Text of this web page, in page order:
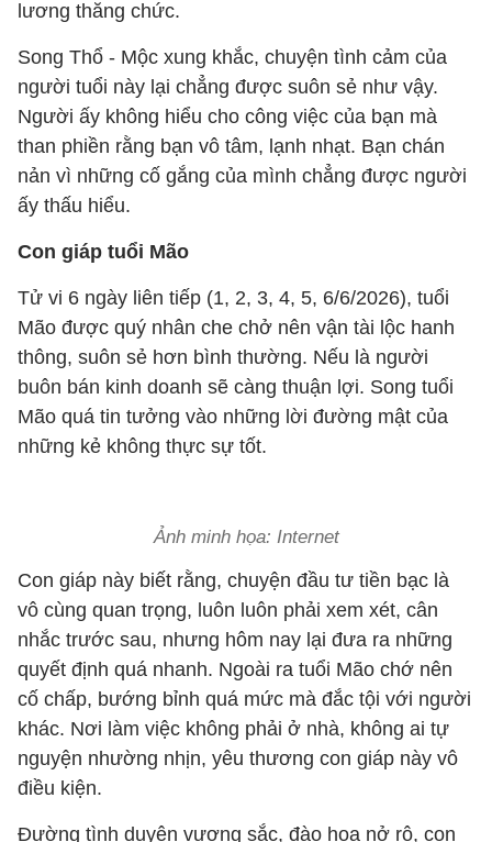
lương thăng chức.
Song Thổ - Mộc xung khắc, chuyện tình cảm của
người tuổi này lại chẳng được suôn sẻ như vậy.
Người ấy không hiểu cho công việc của bạn mà
than phiền rằng bạn vô tâm, lạnh nhạt. Bạn chán
nản vì những cố gắng của mình chẳng được người
ấy thấu hiểu.
Con giáp tuổi Mão
Tử vi 6 ngày liên tiếp (1, 2, 3, 4, 5, 6/6/2026), tuổi
Mão được quý nhân che chở nên vận tài lộc hanh
thông, suôn sẻ hơn bình thường. Nếu là người
buôn bán kinh doanh sẽ càng thuận lợi. Song tuổi
Mão quá tin tưởng vào những lời đường mật của
những kẻ không thực sự tốt.
Ảnh minh họa: Internet
Con giáp này biết rằng, chuyện đầu tư tiền bạc là
vô cùng quan trọng, luôn luôn phải xem xét, cân
nhắc trước sau, nhưng hôm nay lại đưa ra những
quyết định quá nhanh. Ngoài ra tuổi Mão chớ nên
cố chấp, bướng bỉnh quá mức mà đắc tội với người
khác. Nơi làm việc không phải ở nhà, không ai tự
nguyện nhường nhịn, yêu thương con giáp này vô
điều kiện.
Đường tình duyên vượng sắc, đào hoa nở rộ, con